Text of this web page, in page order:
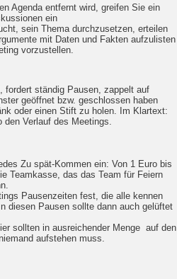
Agenda entfernt wird, greifen Sie ein
ein
sein Thema durchzusetzen, erteilen
mit Daten und Fakten aufzulisten
vorzustellen.
fordert ständig Pausen, zappelt auf
geöffnet bzw. geschlossen haben
oder einen Stift zu holen. Im Klartext:
Verlauf des Meetings.
Zu spät-Kommen ein: Von 1 Euro bis
Teamkasse, das das Team für Feiern
Pausenzeiten fest, die alle kennen
diesen Pausen sollte dann auch gelüftet
sollten in ausreichender Menge auf den
aufstehen muss.